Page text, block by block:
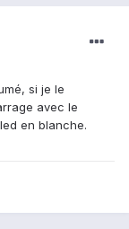
si je le
avec le
en blanche.